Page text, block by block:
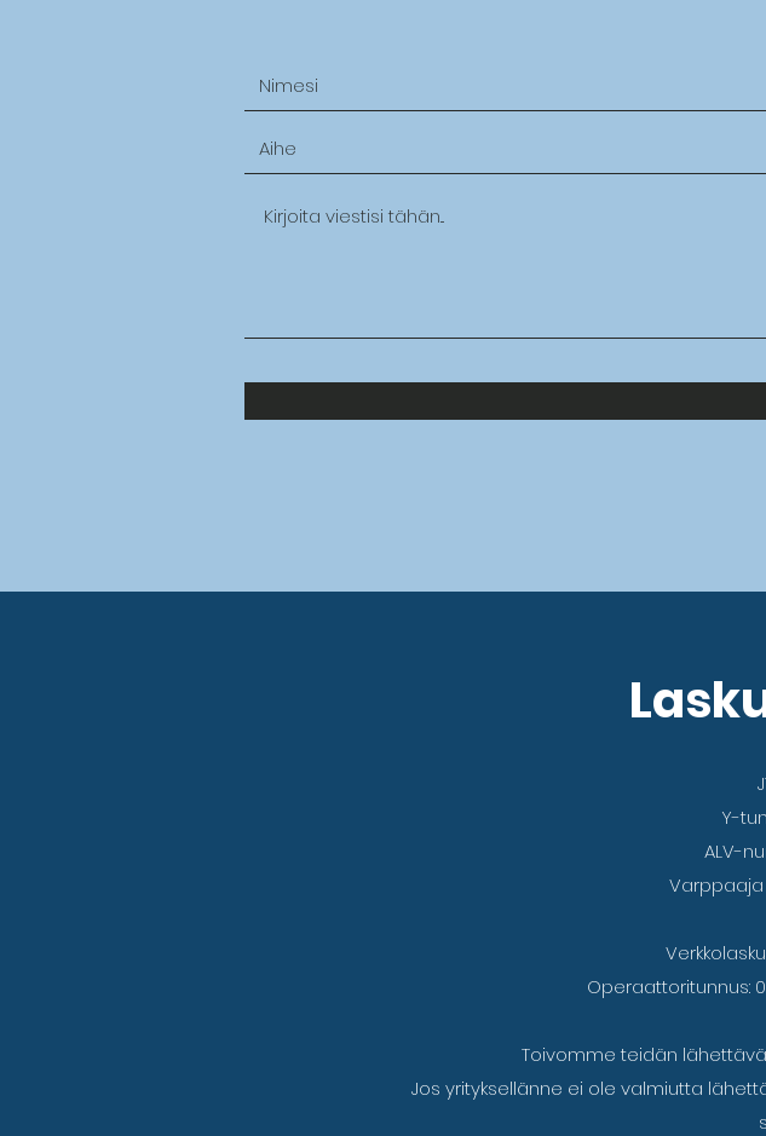
Y-
ALV-
Varppaaja
Operaattoritunnus:
Toivomme teidän
Jos yrityksellänne ei ole valmiutta